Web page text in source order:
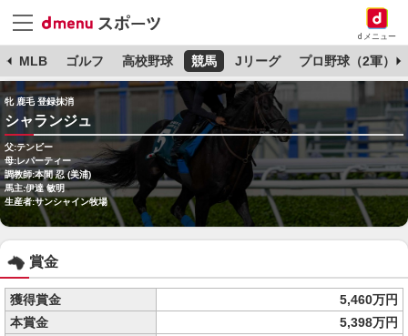
dメニュー
MLB ゴルフ 高校野球 競馬 Jリーグ プロ野球（2軍）
牝 鹿毛 登録抹消
シャランジュ
父:テンビー
母:レパーティー
調教師:本間 忍 (美浦)
馬主:伊達 敏明
生産者:サンシャイン牧場
賞金
獲得賞金
5,460万円
本賞金
5,398万円